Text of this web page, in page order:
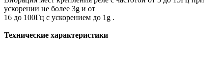
ускорении не более 3g и от
16 до 100Гц с ускорением до 1g .
Технические характеристики